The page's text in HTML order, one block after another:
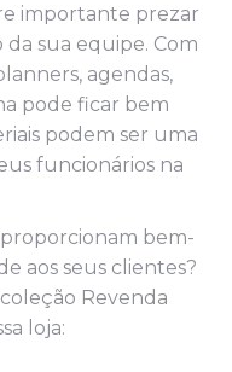
importante prezar
sua equipe. Com
agendas,
pode ficar bem
podem ser uma
funcionários na
bem-
aos seus clientes?
Revenda
loja: